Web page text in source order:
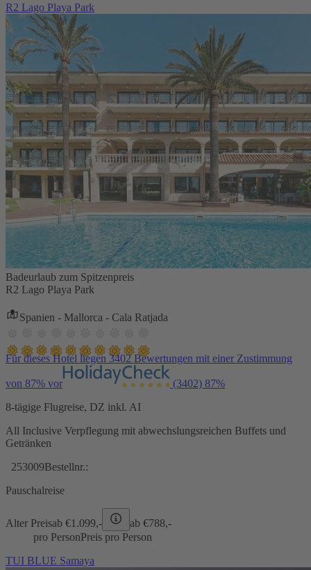
R2 Lago Playa Park
Badeurlaub zum Spitzenpreis
R2 Lago Playa Park
Spanien - Mallorca - Cala Ratjada
Für dieses Hotel liegen 3402 Bewertungen mit einer Zustimmung
von 87% vor (3402) 87%
8-tägige Flugreise, DZ inkl. AI
All Inclusive Verpflegung mit abwechslungsreichen Buffets und
Getränken
253009Bestellnr.:
Pauschalreise
Alter Preisab €1.099,- ab €788,-
pro PersonPreis pro Person
TUI BLUE Samaya